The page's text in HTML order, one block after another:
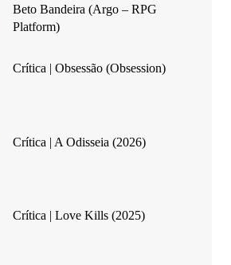
Beto Bandeira (Argo – RPG
Platform)
Crítica | Obsessão (Obsession)
Crítica | A Odisseia (2026)
Crítica | Love Kills (2025)